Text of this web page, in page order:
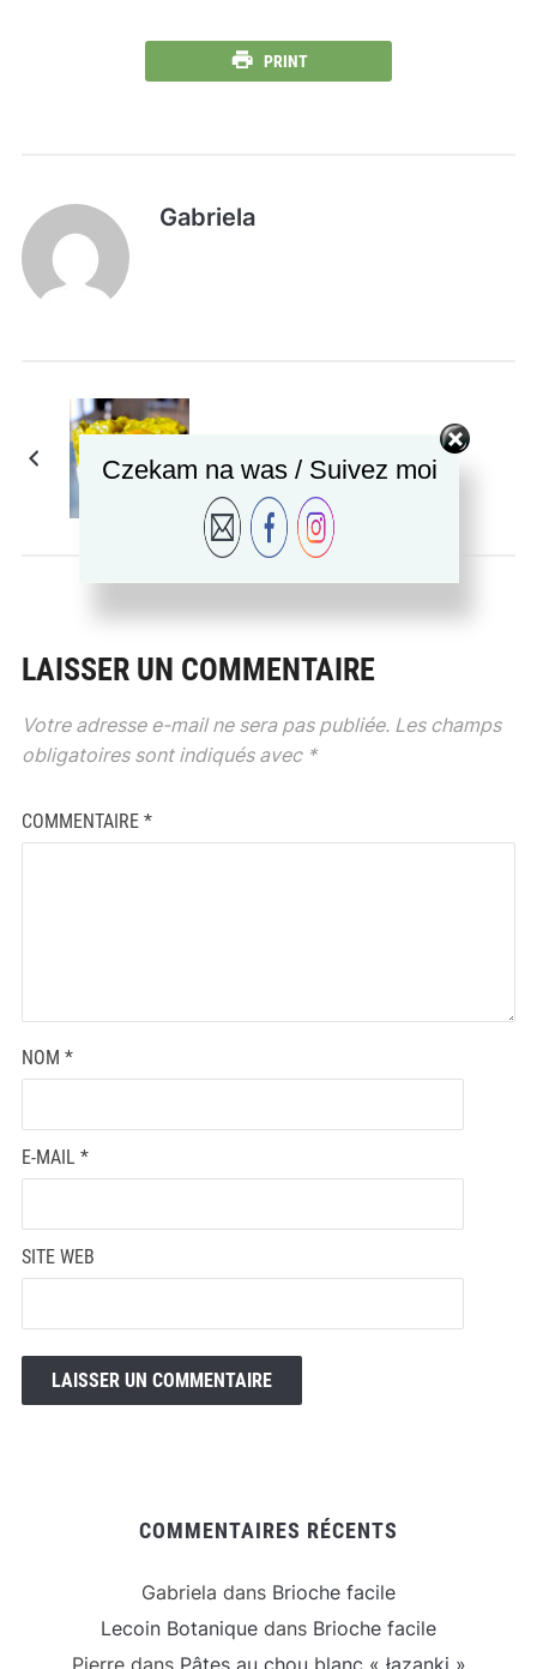
PRINT
Gabriela
crème de coco
LAISSER UN COMMENTAIRE
Votre adresse e-mail ne sera pas publiée. Les champs
obligatoires sont indiqués avec *
COMMENTAIRE *
NOM *
E-MAIL *
SITE WEB
COMMENTAIRES RÉCENTS
Gabriela dans Brioche facile
Lecoin Botanique dans Brioche facile
Pierredans Pâtes au chou blanc « łazanki »
Czekam na was / Suivez moi